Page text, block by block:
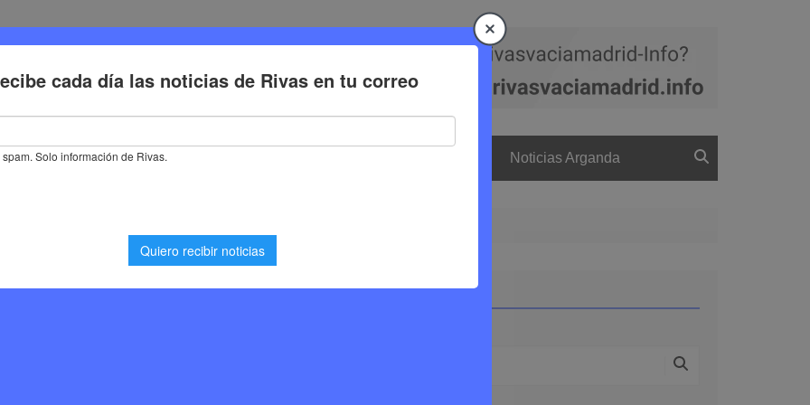
Deporte Cultura Trabajo Noticias Arganda
en campeonatos